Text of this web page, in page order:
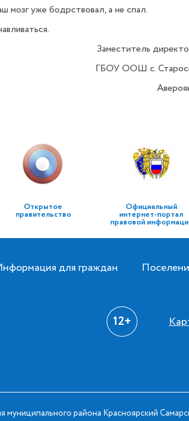
мозг уже бодрствовал, а не спал.
Заместитель
ГБОУ ООШ с.
Открытое
правительство
Официальный
интернет-портал
правовой
для граждан
12+
муниципального района Красноярский